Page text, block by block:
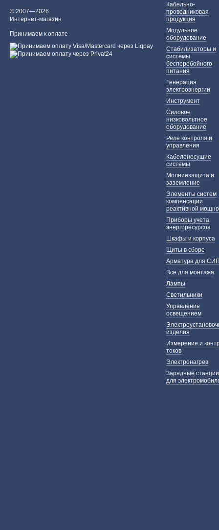
© 2007—2026
Интернет-магазин
Принимаем к оплате
Кабельно-
проводниковая
продукция
Модульное
оборудование
Стабилизаторы и
системы
бесперебойного
питания
Генерация
электроэнергии
Инструмент
Силовое
низковольтное
оборудование
Реле контроля и
управления
Кабеленесущие
системы
Молниезащита и
заземление
Элементы систем
компенсации
реактивной
Приборы учета
энергоресурсов
Шкафы и корпуса
Щиты в сборе
Арматура для
Все для монтажа
Лампы
Светильники
Управление
освещением
изделия
Измерение и
токов
Электронагрев
Зарядные станции
для